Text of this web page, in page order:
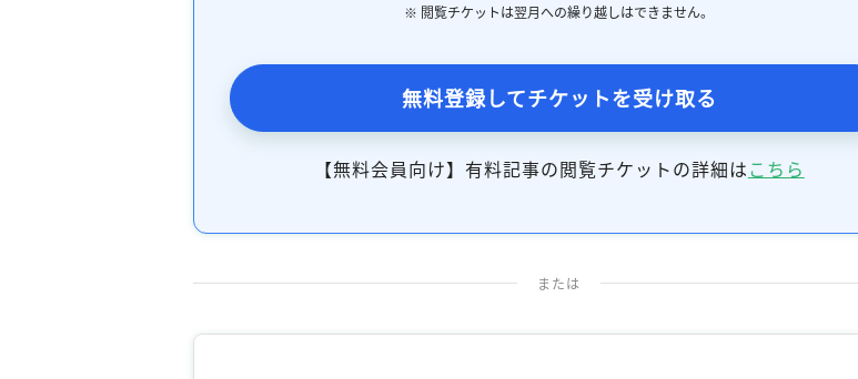
※ 閲覧チケットは翌月への繰り越しはできません。
無料登録してチケットを受け取る
【無料会員向け】有料記事の閲覧チケットの詳細はこちら
または